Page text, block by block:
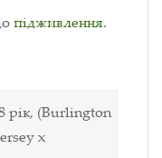
підживлення.
рік, (Burlington
x